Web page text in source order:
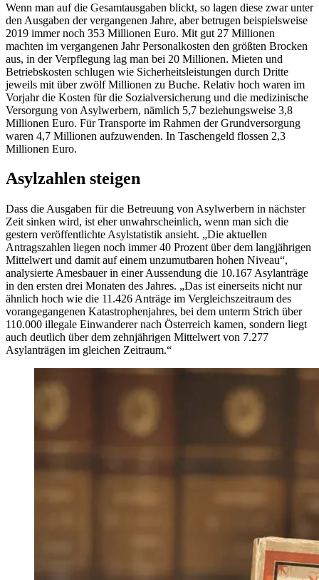
Wenn man auf die Gesamtausgaben blickt, so lagen diese zwar unter
den Ausgaben der vergangenen Jahre, aber betrugen beispielsweise
2019 immer noch 353 Millionen Euro. Mit gut 27 Millionen
machten im vergangenen Jahr Personalkosten den größten Brocken
aus, in der Verpflegung lag man bei 20 Millionen. Mieten und
Betriebskosten schlugen wie Sicherheitsleistungen durch Dritte
jeweils mit über zwölf Millionen zu Buche. Relativ hoch waren im
Vorjahr die Kosten für die Sozialversicherung und die medizinische
Versorgung von Asylwerbern, nämlich 5,7 beziehungsweise 3,8
Millionen Euro. Für Transporte im Rahmen der Grundversorgung
waren 4,7 Millionen aufzuwenden. In Taschengeld flossen 2,3
Millionen Euro.
Asylzahlen steigen
Dass die Ausgaben für die Betreuung von Asylwerbern in nächster
Zeit sinken wird, ist eher unwahrscheinlich, wenn man sich die
gestern veröffentlichte Asylstatistik ansieht. „Die aktuellen
Antragszahlen liegen noch immer 40 Prozent über dem langjährigen
Mittelwert und damit auf einem unzumutbaren hohen Niveau“,
analysierte Amesbauer in einer Aussendung die 10.167 Asylanträge
in den ersten drei Monaten des Jahres. „Das ist einerseits nicht nur
ähnlich hoch wie die 11.426 Anträge im Vergleichszeitraum des
vorangegangenen Katastrophenjahres, bei dem unterm Strich über
110.000 illegale Einwanderer nach Österreich kamen, sondern liegt
auch deutlich über dem zehnjährigen Mittelwert von 7.277
Asylanträgen im gleichen Zeitraum.“